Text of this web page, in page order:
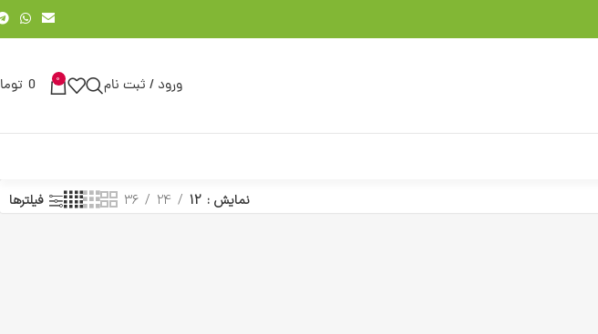
ورود / ثبت نام 0
0
نمایش 12
24
36 فیلترها